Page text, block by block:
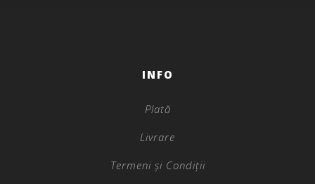
INFO
Plată
Livrare
Termeni și Condiții